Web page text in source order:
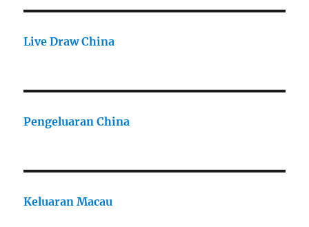
Live Draw China
Pengeluaran China
Keluaran Macau